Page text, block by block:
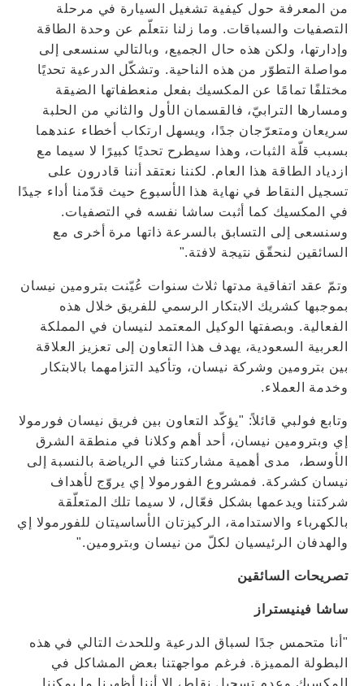
من المعرفة حول كيفية تشغيل السيارة في مرحلة
التصفيات والسباقات. وما زلنا نتعلّم عن وحدة الطاقة
وإدارتها، ولكن هذه حال الجميع، وبالتالي سنسعى إلى
مواصلة التطوّر من هذه الناحية. وتشكّل الدرعية تحديًا
مختلفًا تمامًا عن المكسيك بفعل منعطفاتها الضيقة
ومسارها الترابيّ، فالقسمان الأول والثاني من الحلبة
سريعان ومتعرّجان جدًا، ويسهل ارتكاب أخطاء عندهما
بسبب قلّة الثبات، وهذا سيطرح تحديًا كبيرًا لا سيما مع
ازدياد الطاقة هذا العام. لكننا نعتقد أننا قادرون على
تسجيل النقاط في نهاية هذا الأسبوع حيث قدّمنا أداء جيدًا
في المكسيك كما أثبت ساشا نفسه في التصفيات.
وسنسعى إلى التسابق بالسرعة ذاتها مرة أخرى مع
السائقين لنحقّق نتيجة لافتة."
وتمّ عقد اتفاقية مدتها ثلاث سنوات عُيّنت بترومين نيسان
بموجبها كشريك الابتكار الرسمي للفريق خلال هذه
الفعالية. وبصفتها الوكيل المعتمد لنيسان في المملكة
العربية السعودية، يهدف هذا التعاون إلى تعزيز العلاقة
بين بترومين وشركة نيسان، وتأكيد التزامهما بالابتكار
وخدمة العملاء.
وتابع فولبي قائلاً: "يؤكّد التعاون بين فريق نيسان فورمولا
إي وبترومين نيسان، أحد أهم وكلانا في منطقة الشرق
الأوسط، مدى أهمية مشاركتنا في الرياضة بالنسبة إلى
نيسان كشركة. فمشروع الفورمولا إي يروّج لأهداف
شركتنا ويدعمها بشكل فعّال، لا سيما تلك المتعلّقة
بالكهرباء والاستدامة، الركيزتان الأساسيتان للفورمولا إي
والهدفان الرئيسيان لكلّ من نيسان وبترومين."
تصريحات السائقين
ساشا فينيستراز
"أنا متحمس جدًا لسباق الدرعية وللحدث التالي في هذه
البطولة المميزة. فرغم مواجهتنا بعض المشاكل في
المكسيك وعدم تسجيل نقاط، إلا أننا أظهرنا ما يمكننا